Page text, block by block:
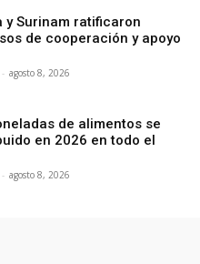
y Surinam ratificaron
de cooperación y apoyo
- agosto 8, 2026
de alimentos se
en 2026 en todo el
- agosto 8, 2026